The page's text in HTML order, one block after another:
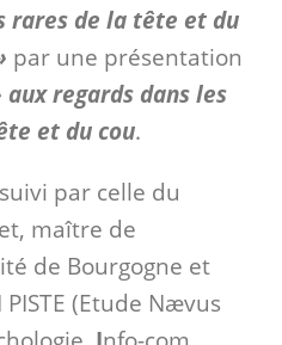
rares de la tête et du
par une présentation
regards dans les
et du cou.
par celle du
maître de
de Bourgogne et
(Etude Nævus